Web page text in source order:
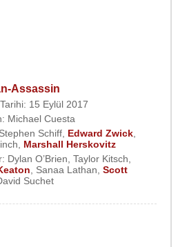
Assassin
15 Eylül 2017
Michael Cuesta
Stephen Schiff Edward Zwick
Marshall Herskovitz
Dylan O’Brien ,Taylor Kitsch
Sanaa Lathan ,Scott
Suchet